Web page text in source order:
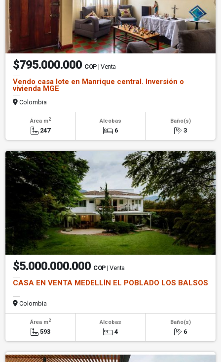
$795.000.000 COP | Venta
Vendo casa lote en Manrique central. Inversión o
vivienda MGE
Colombia
Área m2
247
Alcobas
6
Baño(s)
3
$5.000.000.000 COP | Venta
CASA EN VENTA MEDELLÍN EL POBLADO LOS BALSOS
Colombia
Área m2
593
Alcobas
4
Baño(s)
6